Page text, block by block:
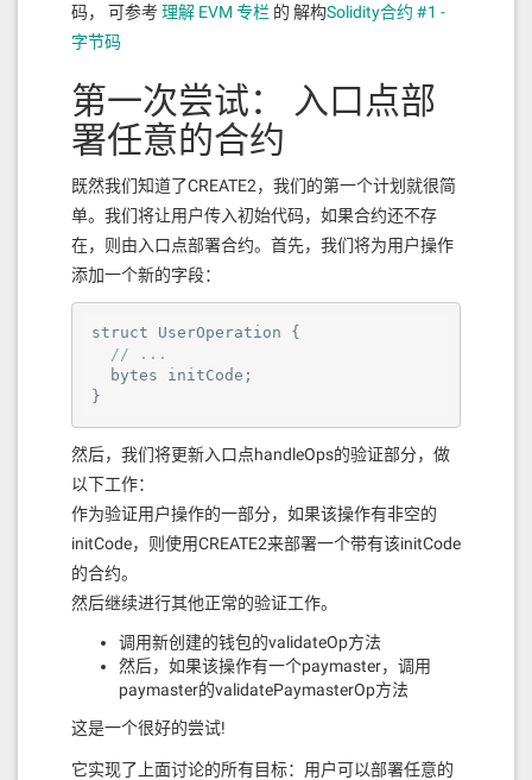
码， 可参考理解 EVM 专栏 的 解构Solidity合约 #1 -
字节码
第一次尝试： 入口点部
署任意的合约
既然我们知道了CREATE2，我们的第一个计划就很简
单。我们将让用户传入初始代码，如果合约还不存
在，则由入口点部署合约。首先，我们将为用户操作
添加一个新的字段：
struct UserOperation {
// ...
}
然后，我们将更新入口点handleOps的验证部分，做
以下工作：
作为验证用户操作的一部分，如果该操作有非空的
initCode，则使用CREATE2来部署一个带有该initCode
的合约。
然后继续进行其他正常的验证工作。
调用新创建的钱包的validateOp方法
然后，如果该操作有一个paymaster，调用
paymaster的validatePaymasterOp方法
这是一个很好的尝试!
它实现了上面讨论的所有目标：用户可以部署任意的